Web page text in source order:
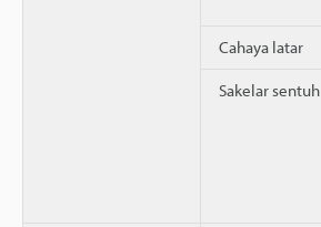
Cahaya latar
Sakelar sentuh